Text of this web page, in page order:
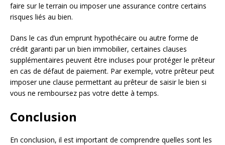
faire sur le terrain ou imposer une assurance contre certains
risques liés au bien.
Dans le cas d’un emprunt hypothécaire ou autre forme de
crédit garanti par un bien immobilier, certaines clauses
supplémentaires peuvent être incluses pour protéger le prêteur
en cas de défaut de paiement. Par exemple, votre prêteur peut
imposer une clause permettant au prêteur de saisir le bien si
vous ne remboursez pas votre dette à temps.
Conclusion
En conclusion, il est important de comprendre quelles sont les